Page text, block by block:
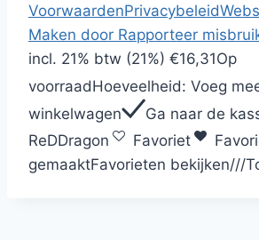
VoorwaardenPrivacybeleid
Maken door Rapporteer
incl. 21% btw (21%) €16,31Op
voorraadHoeveelheid: Voeg
winkelwagen
Ga naar de
ReDDragon
Favoriet
gemaaktFavorieten bekijken///